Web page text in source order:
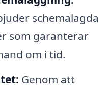
schemalagda
som garanterar
om i tid.
Genom att